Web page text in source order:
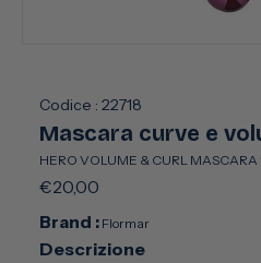
finestra
Codice : 22718
Mascara curve e
HERO VOLUME & CURL MASCARA
Prezzo
di
listino
€20,00
Brand : Flormar
Descrizione